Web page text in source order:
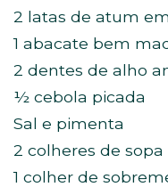
2 latas de atum
1 abacate bem
2 dentes de alho
½ cebola picada
Sal e pimenta
2 colheres de sopa
1 colher de